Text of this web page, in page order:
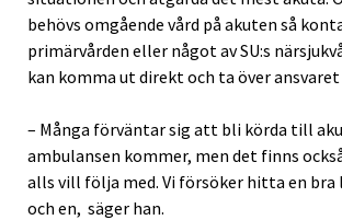
behövs omgående vård på akuten så
primärvården eller något av SU:s
kan komma ut direkt och ta över
– Många förväntar sig att bli körda till
ambulansen kommer, men det finns
alls vill följa med. Vi försöker hitta en bra
och en, säger han.